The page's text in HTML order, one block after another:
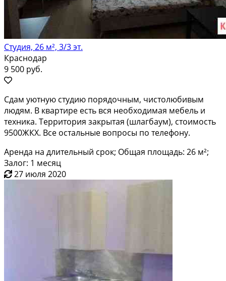
Студия, 26 м², 3/3 эт.
Краснодар
9 500 руб.
Сдам уютную студию порядочным, чистолюбивым
людям. В квартире есть вся необходимая мебель и
техника. Территория закрытая (шлагбаум), стоимость
9500ЖКХ. Все остальные вопросы по телефону.
Аренда на длительный срок; Общая площадь: 26 м²;
Залог: 1 месяц
27 июля 2020